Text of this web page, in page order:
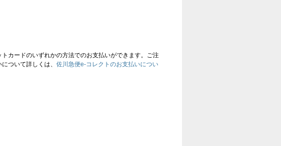
カードのいずれかの方法でのお支払いができます。ご注
ついて詳しくは、 佐川急便e-コレクトのお支払いについ